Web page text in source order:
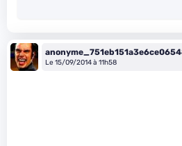
Le 15/09/2014 à 11h58